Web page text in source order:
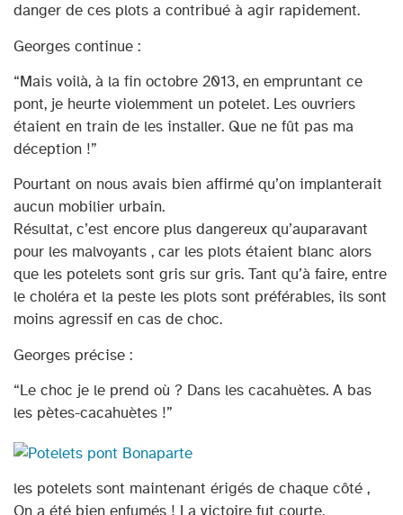
danger de ces plots a contribué à agir rapidement.
Georges continue :
“Mais voilà, à la fin octobre 2013, en empruntant ce
pont, je heurte violemment un potelet. Les ouvriers
étaient en train de les installer. Que ne fût pas ma
déception !”
Pourtant on nous avais bien affirmé qu’on implanterait
aucun mobilier urbain.
Résultat, c’est encore plus dangereux qu’auparavant
pour les malvoyants , car les plots étaient blanc alors
que les potelets sont gris sur gris. Tant qu’à faire, entre
le choléra et la peste les plots sont préférables, ils sont
moins agressif en cas de choc.
Georges précise :
“Le choc je le prend où ? Dans les cacahuètes. A bas
les pètes-cacahuètes !”
les potelets sont maintenant érigés de chaque côté ,
On a été bien enfumés ! La victoire fut courte.